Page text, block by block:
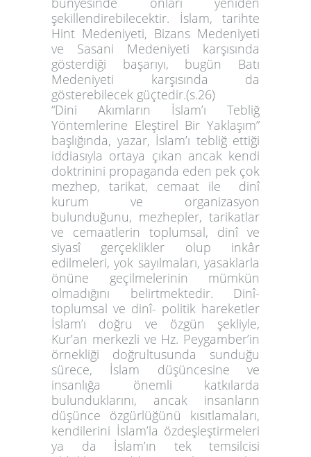
şekillendirebilecektir. İslam, tarihte
Hint Medeniyeti, Bizans Medeniyeti
ve Sasani Medeniyeti karşısında
gösterdiği başarıyı, bugün Batı
Medeniyeti karşısında da
gösterebilecek güçtedir.(s.26)
“Dini Akımların İslam’ı Tebliğ
Yöntemlerine Eleştirel Bir Yaklaşım”
başlığında, yazar, İslam’ı tebliğ ettiği
iddiasıyla ortaya çıkan ancak kendi
doktrinini propaganda eden pek çok
mezhep, tarikat, cemaat ile dinî
kurum ve organizasyon
bulunduğunu, mezhepler, tarikatlar
ve cemaatlerin toplumsal, dinî ve
siyasî gerçeklikler olup inkâr
edilmeleri, yok sayılmaları, yasaklarla
önüne geçilmelerinin mümkün
olmadığını belirtmektedir. Dinî-
toplumsal ve dinî- politik hareketler
İslam’ı doğru ve özgün şekliyle,
Kur’an merkezli ve Hz. Peygamber’in
örnekliği doğrultusunda sunduğu
sürece, İslam düşüncesine ve
insanlığa önemli katkılarda
bulunduklarını, ancak insanların
düşünce özgürlüğünü kısıtlamaları,
kendilerini İslam’la özdeşleştirmeleri
ya da İslam’ın tek temsilcisi